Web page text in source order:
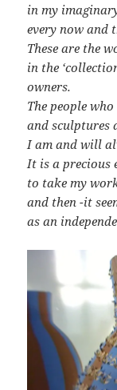
in my
every now and
These are the
in the
owners.
The people who
and sculptures
I am and will
It is a precious
to take my
and then -it
as an